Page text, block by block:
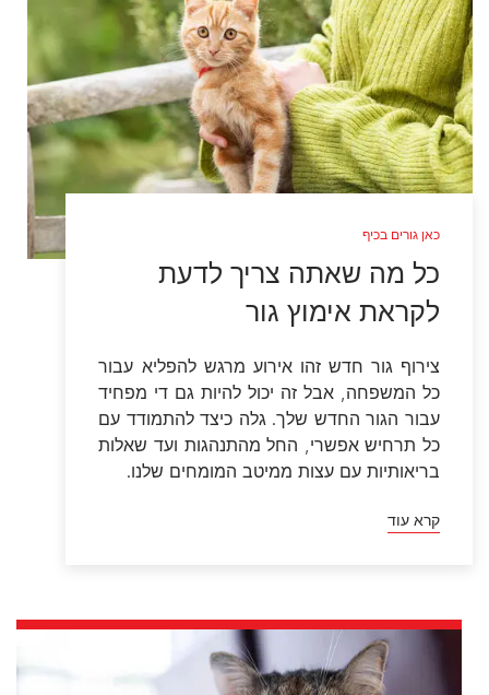
כאן גורים בכיף
כל מה שאתה צריך לדעת
לקראת אימוץ גור
צירוף גור חדש זהו אירוע מרגש להפליא עבור
כל המשפחה, אבל זה יכול להיות גם די מפחיד
עבור הגור החדש שלך. גלה כיצד להתמודד עם
כל תרחיש אפשרי, החל מהתנהגות ועד שאלות
בריאותיות עם עצות ממיטב המומחים שלנו.
קרא עוד